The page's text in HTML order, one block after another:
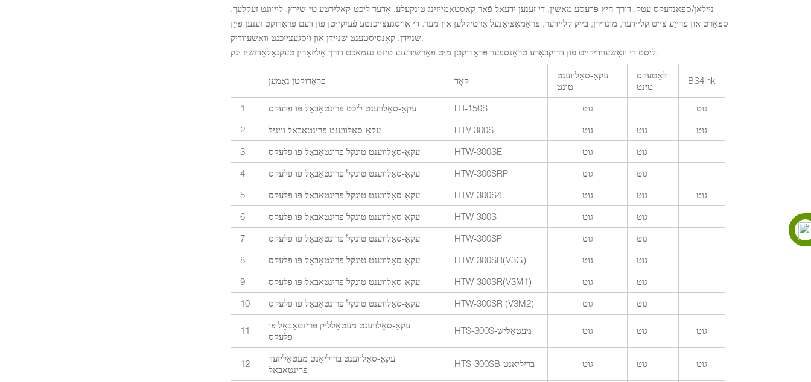
ניילאָן/ספּאַנדעקס עטק. דורך היץ פּרעסע מאַשין. די זענען ידעאַל פֿאַר קאַסטאַמייזינג טונקעלע, אָדער ליכט-קאָלירטע טי-שירץ, לייַוונט זעקלעך,
ספּאָרט און פרייַע צייט קליידער, מונדירן, בייק קליידער, פּראָמאָציאָנעל אַרטיקלען און מער. די אויסגעצייכנטע פֿעיִקייטן פון דעם פּראָדוקט זענען פייַן
שניידן, קאָנסיסטענט שניידן און ויסגעצייכנט וואַשעוודיק.
ליסט די וואַשעוודיקייט פון דרוקבאַרע טראַנספער פּראָדוקטן מיט פאַרשידענע טינט געמאכט דורך אַליזאַרין טעקנאַלאַדזשיז ינק.
פּראָדוקטן נאָמען קאָד
עקאָ-סאָלווענט
טינט
לאַטעקס
טינט
BS4ink
1 עקאָ-סאָלווענט ליכט פּרינטאַבאַל פּו פלעקס HT-150S גוט
גוט
2
עקאָ-סאָלווענט פּרינטאַבאַל וויניל HTV-300S גוט גוט
גוט
3
עקאָ-סאָלווענט טונקל פּרינטאַבאַל פּו פלעקס HTW-300SE גוט
גוט
4
עקאָ-סאָלווענט טונקל פּרינטאַבאַל פּו פלעקס HTW-300SRP גוט
גוט
5
עקאָ-סאָלווענט טונקל פּרינטאַבאַל פּו פלעקס HTW-300S4 גוט גוט
גוט
6
עקאָ-סאָלווענט טונקל פּרינטאַבאַל פּו פלעקס HTW-300S גוט
גוט
7
עקאָ-סאָלווענט טונקל פּרינטאַבאַל פּו פלעקס HTW-300SP גוט
גוט
8
עקאָ-סאָלווענט טונקל פּרינטאַבאַל פּו פלעקס HTW-300SR(V3G) גוט
גוט
9
עקאָ-סאָלווענט טונקל פּרינטאַבאַל פּו פלעקס HTW-300SR(V3M1) גוט
גוט
10
עקאָ-סאָלווענט טונקל פּרינטאַבאַל פּו פלעקס HTW-300SR (V3M2) גוט גוט
11
עקאָ-סאָלווענט מעטאַלליק פּרינטאַבאַל פּו
פלעקס
HTS-300S-מעטאַליש גוט גוט גוט
12
עקאָ-סאָלווענט בריליאַנט מעטאַליזעד
פּרינטאַבאַל
HTS-300SB-בריליאַנט גוט גוט גוט